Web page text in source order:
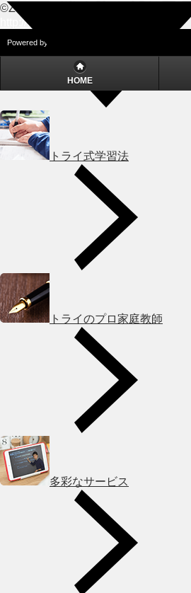
トライ式学習法
トライのプロ家庭教師
多彩なサービス
©ZUIYO
http://www.heidi.ne.jp
Powered by
HOME